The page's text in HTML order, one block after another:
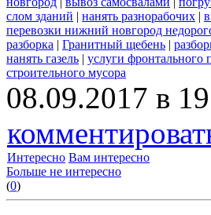
слом зданий | нанять разнорабочих |
перевозки нижний новгород
разборка | Гранитный щебень |
нанять газель | услуги фронтального
строительного мусора
08.09.2017 в
Интересно Вам интересно
Больше не интересно
(0)